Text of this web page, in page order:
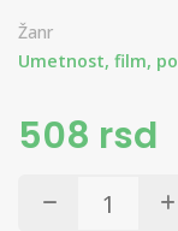
Žanr
Umetnost, film,
508 rsd